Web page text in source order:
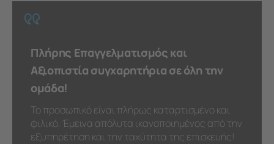
Πλήρης Επαγγελματισμός και
Αξιοπιστία συγχαρητήρια σε όλη την
ομάδα!
Το προσωπικό είναι πλήρως καταρτισμένο και
φιλικό. Έμεινα απόλυτα ικανοποιημένος από την
εξυπηρέτηση και την ταχύτητα της επισκευής!